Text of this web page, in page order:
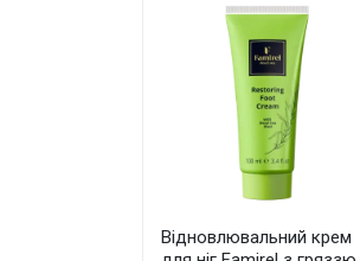
Відновлювальний крем